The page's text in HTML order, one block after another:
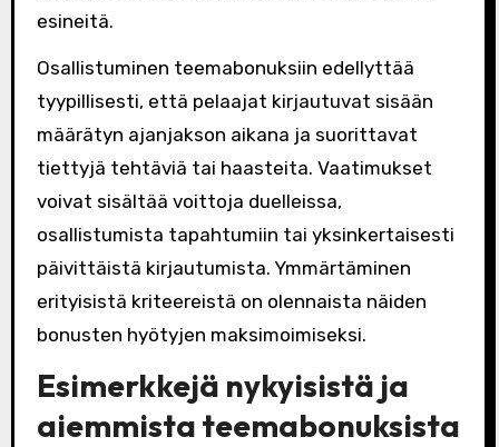
esineitä.
Osallistuminen teemabonuksiin edellyttää
tyypillisesti, että pelaajat kirjautuvat sisään
määrätyn ajanjakson aikana ja suorittavat
tiettyjä tehtäviä tai haasteita. Vaatimukset
voivat sisältää voittoja duelleissa,
osallistumista tapahtumiin tai yksinkertaisesti
päivittäistä kirjautumista. Ymmärtäminen
erityisistä kriteereistä on olennaista näiden
bonusten hyötyjen maksimoimiseksi.
Esimerkkejä nykyisistä ja
aiemmista teemabonuksista